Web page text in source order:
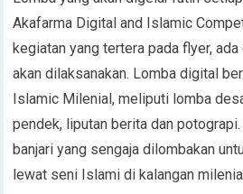
Akafarma Digital and Islamic
kegiatan yang tertera pada flyer,
akan dilaksanakan. Lomba digital
Islamic Milenial, meliputi lomba
pendek, liputan berita dan
banjari yang sengaja dilombakan
lewat seni Islami di kalangan